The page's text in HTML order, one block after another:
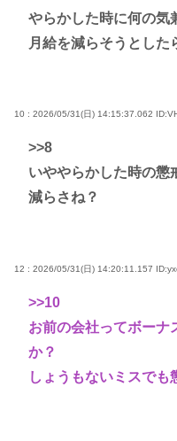
やらかした時に何の気
月給を減らそうとした
10 : 2026/05/31(日) 14:15:37.062
>>8
いややらかした時の懲
減らさね？
12 : 2026/05/31(日) 14:20:11.157
>>10
お前の会社ってボーナ
か？
しょうもないミスでも